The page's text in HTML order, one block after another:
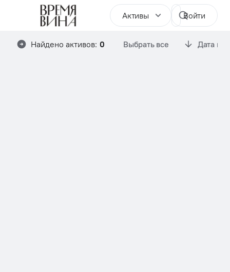
Активы Войти
Найдено активов: 0 Выбрать все Дата